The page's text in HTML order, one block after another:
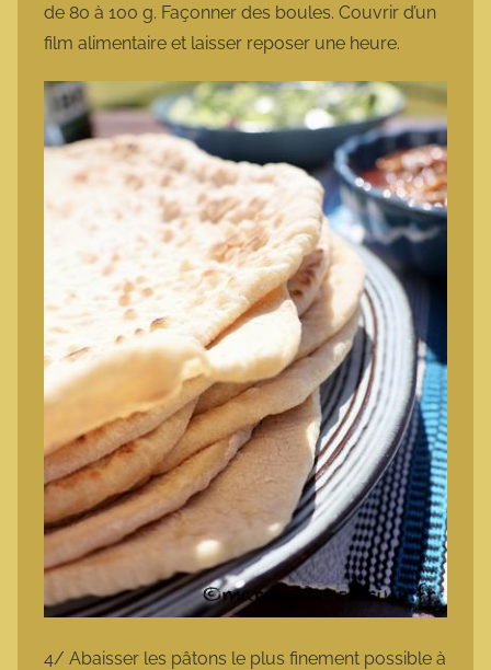
de 80 à 100 g. Façonner des boules. Couvrir d’un
film alimentaire et laisser reposer une heure.
4/ Abaisser les pâtons le plus finement possible à